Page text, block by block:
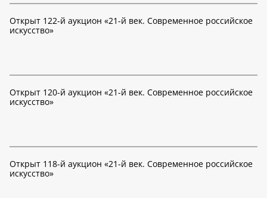
Открыт 122-й аукцион «21-й век. Современное российское
искусство»
Открыт 120-й аукцион «21-й век. Современное российское
искусство»
Открыт 118-й аукцион «21-й век. Современное российское
искусство»